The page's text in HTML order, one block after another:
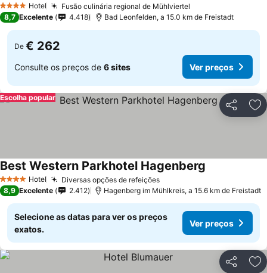
4 EstrelasHotel Fusão culinária regional de Mühlviertel
8,7 Excelente 4.418 Bad Leonfelden, a 15.0 km de Freistadt
De € 262
Consulte os preços de 6 sites Ver preços
Partilhar
Escolha popular
4 EstrelasHotel Diversas opções de refeições
Best Western Parkhotel Hagenberg
8,9 Excelente 2.412 Hagenberg im Mühlkreis, a 15.6 km de Freistadt
Selecione as datas para ver os preços
exatos.
Ver preços
Partilhar